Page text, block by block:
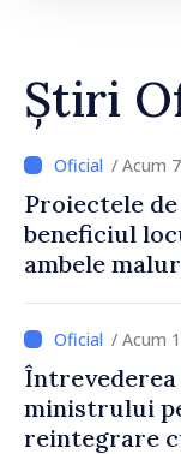
Știri
/ Acum
Proiectele
beneficiul
ambele
viceprim-
PNUD în
Daniela
/ Acum
ministrului
reintegrare